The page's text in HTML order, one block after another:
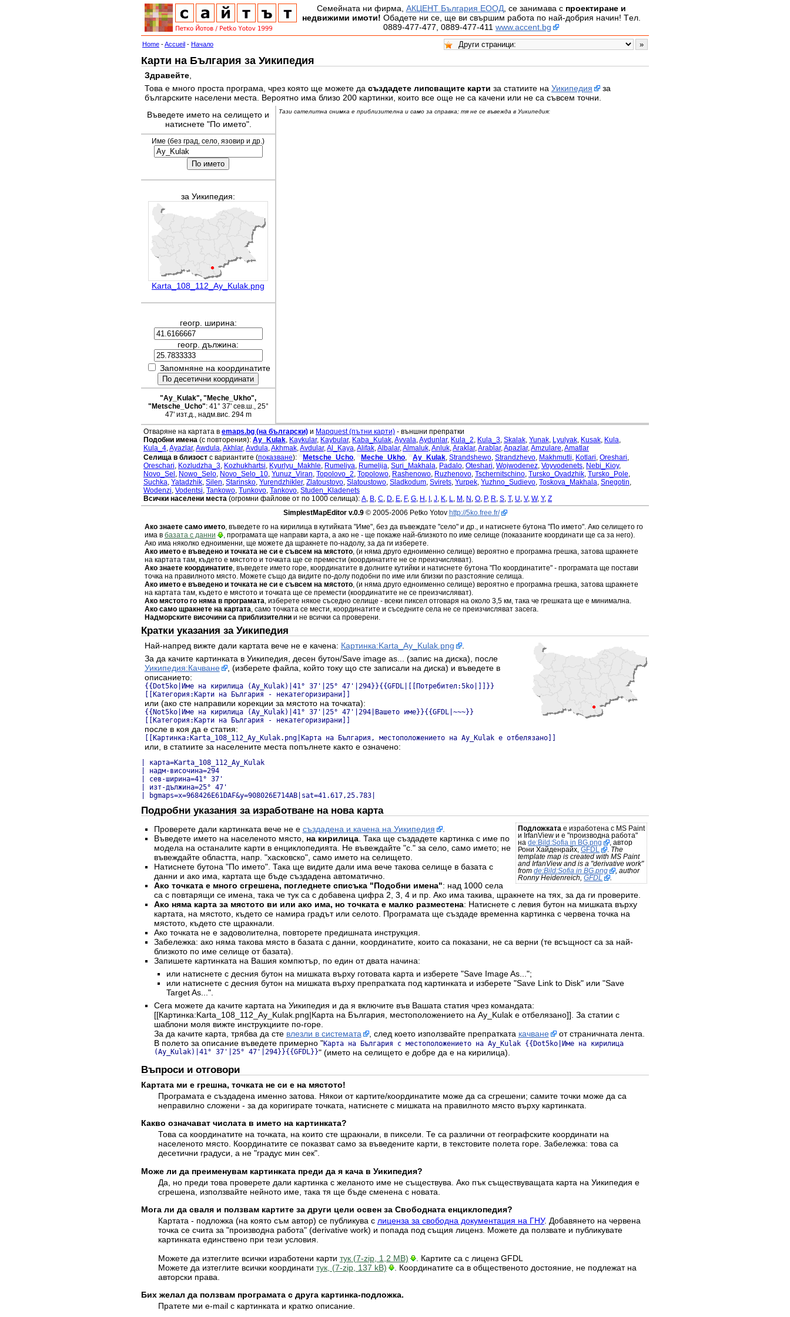
Семейната ни фирма, АКЦЕНТ България ЕООД, се занимава с проектиране и
недвижими имоти! Обадете ни се, ще ви свършим работа по най-добрия начин! Tел.
0889-477-477, 0889-477-411 www.accent.bg
Home -Accueil - Начало
Карти на България за Уикипедия
Здравейте,
Това е много проста програма, чрез която ще можете да създадете липсващите карти за статиите на Уикипедия
за
българските населени места. Вероятно има близо 200 картинки, които все още не са качени или не са съвсем точни.
Въведете името на селището и
натиснете "По името".
Тази сателитна снимка е приблизителна и само за справка; тя не се въвежда в Уикипедия:
Име (без град, село, язовир и др.)
за Уикипедия:
Karta_108_112_Ay_Kulak.png
геогр. ширина:
геогр. дължина:
Запомняне на координатите
"Ay_Kulak", "Meche_Ukho",
"Metsche_Ucho": 41° 37' сев.ш., 25°
47' изт.д., надм.вис. 294 m
Отваряне на картата в emaps.bg (на български) и Mapquest (пътни карти) - външни препратки
Подобни имена (с повторения): Ay_Kulak, Kaykular, Kaybular, Kaba_Kulak,Ayvala,Aydunlar, Kula_2, Kula_3, Skalak, Yunak, Lyulyak, Kusak, Kula,
Kula_4,Ayazlar,Awdula,Akhlar,Avdula,Akhmak,Avdular,Al_Kaya,Alifak,Albalar,Almaluk,Anluk,Araklar,Arablar,Apazlar,Amzulare,Amatlar
Селища в близост с вариантите (показване): w Metsche_Ucho, w Meche_Ukho, wAy_Kulak, Strandshewo, Strandzhevo, Makhmutli, Kotlari, Oreshari,
Oreschari, Kozludzha_3, Kozhukhartsi, Kyurlyu_Makhle, Rumeliya, Rumelija, Suri_Makhala, Padalo, Oteshari, Wojwodenez, Voyvodenets, Nebi_Kioy,
Novo_Sel , Nowo_Selo, Novo_Selo_10, Yunuz_Viran, Topolovo_2, Topolowo, Rashenowo, Ruzhenovo, Tschernitschino, Tursko_Ovadzhik, Tursko_Pole,
Suchka, Yatadzhik, Silen, Starinsko, Yurendzhikler, Zlatoustovo, Slatoustowo, Sladkodum, Svirets, Yurpek, Yuzhno_Sudievo, Toskova_Makhala, Snegotin,
Wodenzi, Vodentsi, Tankowo, Tunkovo, Tankovo, Studen_Kladenets
Всички населени места (огромни файлове от по 1000 селища): A, B, C, D, E, F, G, H , , J, K, L, M , N , O, P, R, S, T, U, V, W, Y, Z
SimplestMapEditor v.0.9© 2005-2006 Petko Yotov http://5ko.free.fr/
Ако знаете само името, въведете го на кирилица в кутийката "Име", без да въвеждате "село" и др., и натиснете бутона "По името". Ако селището го
има в базата с данни
, програмата ще направи карта, а ако не - ще покаже най-близкото по име селище (показаните координати ще са за него).
Ако има няколко едноименни, ще можете да щракнете по-надолу, за да ги изберете.
Ако името е въведено и точката не си е съвсем на мястото, (и няма друго едноименно селище) вероятно е програмна грешка, затова щракнете
на картата там, където е мястото и точката ще се премести (координатите не се преизчисляват).
Ако знаете координатите, въведете името горе, координатите в долните кутийки и натиснете бутона "По координатите" - програмата ще постави
точка на правилното място. Можете също да видите по-долу подобни по име или близки по разстояние селища.
Ако името е въведено и точката не си е съвсем на мястото, (и няма друго едноименно селище) вероятно е програмна грешка, затова щракнете
на картата там, където е мястото и точката ще се премести (координатите не се преизчисляват).
Ако мястото го няма в програмата , изберете някое съседно селище - всеки пиксел отговаря на около 3,5 км, така че грешката ще е минимална.
Ако само щракнете на картата , само точката се мести, координатите и съседните села не се преизчисляват засега.
Надморските височини са приблизителнии не всички са проверени.
Кратки указания за Уикипедия
Най-напред вижте дали картата вече не е качена: Картинка:Karta_Ay_Kulak.png
.
За да качите картинката в Уикипедия, десен бутон/Save image as... (запис на диска), после
Уикипедия:Качване
, (изберете файла, който току що сте записали на диска) и въведете в
описанието:
{{Dot5ko|Име на кирилица (Ay_Kulak)|41° 37'|25° 47'|294}}{{GFDL|[[Потребител:5ko|]]}}
[[Категория:Карти на България - некатегоризирани]]
или (ако сте направили корекции за мястото на точката):
{{Not5ko|Име на кирилица (Ay_Kulak)|41° 37'|25° 47'|294|Вашето име}}{{GFDL|~~~}}
[[Категория:Карти на България - некатегоризирани]]
после в коя да е статия:
[[Картинка:Karta_108_112_Ay_Kulak.png|Карта на България, местоположението на Ay_Kulak е отбелязано]]
или, в статиите за населените места попълнете както е означено:
| карта=Karta_108_112_Ay_Kulak
| надм-височина=294
| сев-ширина=41° 37'
| изт-дължина=25° 47'
| bgmaps=x=968426E61DAF&y=908026E714AB|sat=41.617,25.783|
Подробни указания за изработване на нова карта
Подложката е изработена с MS Paint
и IrfanView и е "производна работа"
наde:Bild:Sofia in BG.png
, автор
Рони Хайденрайх,GFDL
The
template map is created with MS Paint
and IrfanView and is a "derivative work"
fromde:Bild:Sofia in BG.png
, author
Ronny Heidenreich,GFDL
Проверете дали картинката вече не е създадена и качена на Уикипедия
.
Въведете името на населеното място, на кирилица. Така ще създадете картинка с име по
модела на останалите карти в енциклопедията. Не въвеждайте "с." за село, само името; не
въвеждайте областта, напр. "хасковско", само името на селището.
Натиснете бутона "По името". Така ще видите дали има вече такова селище в базата с
данни и ако има, картата ще бъде създадена автоматично.
Ако точката е много сгрешена, погледнете списъка "Подобни имена": над 1000 села
са с повтарящи се имена, така че тук са с добавена цифра 2, 3, 4 и пр. Ако има такива, щракнете на тях, за да ги проверите.
Ако няма карта за мястото ви или ако има, но точката е малко разместена: Натиснете с левия бутон на мишката върху
картата, на мястото, където се намира градът или селото. Програмата ще създаде временна картинка с червена точка на
мястото, където сте щракнали.
Ако точката не е задоволителна, повторете предишната инструкция.
Забележка: ако няма такова място в базата с данни, координатите, които са показани, не са верни (те всъщност са за най-
близкото по име селище от базата).
Запишете картинката на Вашия компютър, по един от двата начина:
или натиснете с десния бутон на мишката върху готовата карта и изберете "Save Image As...";
или натиснете с десния бутон на мишката върху препратката под картинката и изберете "Save Link to Disk" или "Save
Target As...".
Сега можете да качите картата на Уикипедия и да я включите във Вашата статия чрез командата:
[[Картинка:Karta_108_112_Ay_Kulak.png|Карта на България, местоположението на Ay_Kulak е отбелязано]]. За статии с
шаблони моля вижте инструкциите по-горе.
За да качите карта, трябва да сте влезли в системата , след което използвайте препратката качване
от страничната лента.
В полето за описание въведете примерно "Карта на България с местоположението на Ay_Kulak {{Dot5ko|Име на кирилица
(Ay_Kulak)|41° 37'|25° 47'|294}}{{GFDL}}" (името на селището е добре да е на кирилица).
Въпроси и отговори
Картата ми е грешна, точката не си е на мястото!
Програмата е създадена именно затова. Някои от картите/координатите може да са сгрешени; самите точки може да са
неправилно сложени - за да коригирате точката, натиснете с мишката на правилното място върху картинката.
Какво означават числата в името на картинката?
Това са координатите на точката, на които сте щракнали, в пиксели. Те са различни от географските координати на
населеното място. Координатите се показват само за въведените карти, в текстовите полета горе. Забележка: това са
десетични градуси, а не "градус мин сек".
Може ли да преименувам картинката преди да я кача в Уикипедия?
Да, но преди това проверете дали картинка с желаното име не съществува. Ако пък съществуващата карта на Уикипедия е
сгрешена, използвайте нейното име, така тя ще бъде сменена с новата.
Мога ли да сваля и ползвам картите за други цели освен за Свободната енциклопедия?
Картата - подложка (на която съм автор) се публикува с лиценза за свободна документация на ГНУ. Добавянето на червена
точка се счита за "производна работа" (derivative work) и попада под същия лиценз. Можете да ползвате и публикувате
картинката единствено при тези условия.
Можете да изтеглите всички изработени карти тук (7-zip, 1,2 MB)
. Картите са с лиценз GFDL
Можете да изтеглите всички координати тук, (7-zip, 137 kB)
. Координатите са в общественото достояние, не подлежат на
авторски права.
Бих желал да ползвам програмата с друга картинка-подложка.
Пратете ми e-mail с картинката и кратко описание.